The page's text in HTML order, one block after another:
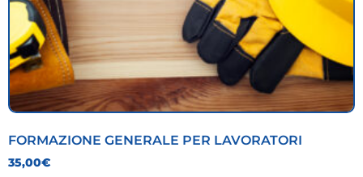
FORMAZIONE GENERALE PER LAVORATORI
35,00€